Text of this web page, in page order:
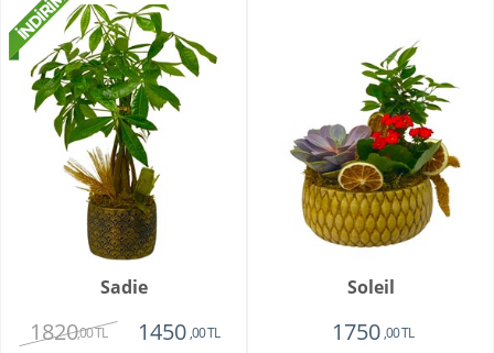
Sadie
1820,00 TL 1450 ,00 TL
Soleil
1750 ,00 TL